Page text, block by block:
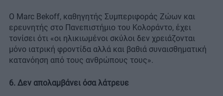
Ο Marc Bekoff, καθηγητής Συμπεριφοράς Ζώων και
ερευνητής στο Πανεπιστήμιο του Κολοράντο, έχει
τονίσει ότι «οι ηλικιωμένοι σκύλοι δεν χρειάζονται
μόνο ιατρική φροντίδα αλλά και βαθιά συναισθηματική
κατανόηση από τους ανθρώπους τους».
6. Δεν απολαμβάνει όσα λάτρευε